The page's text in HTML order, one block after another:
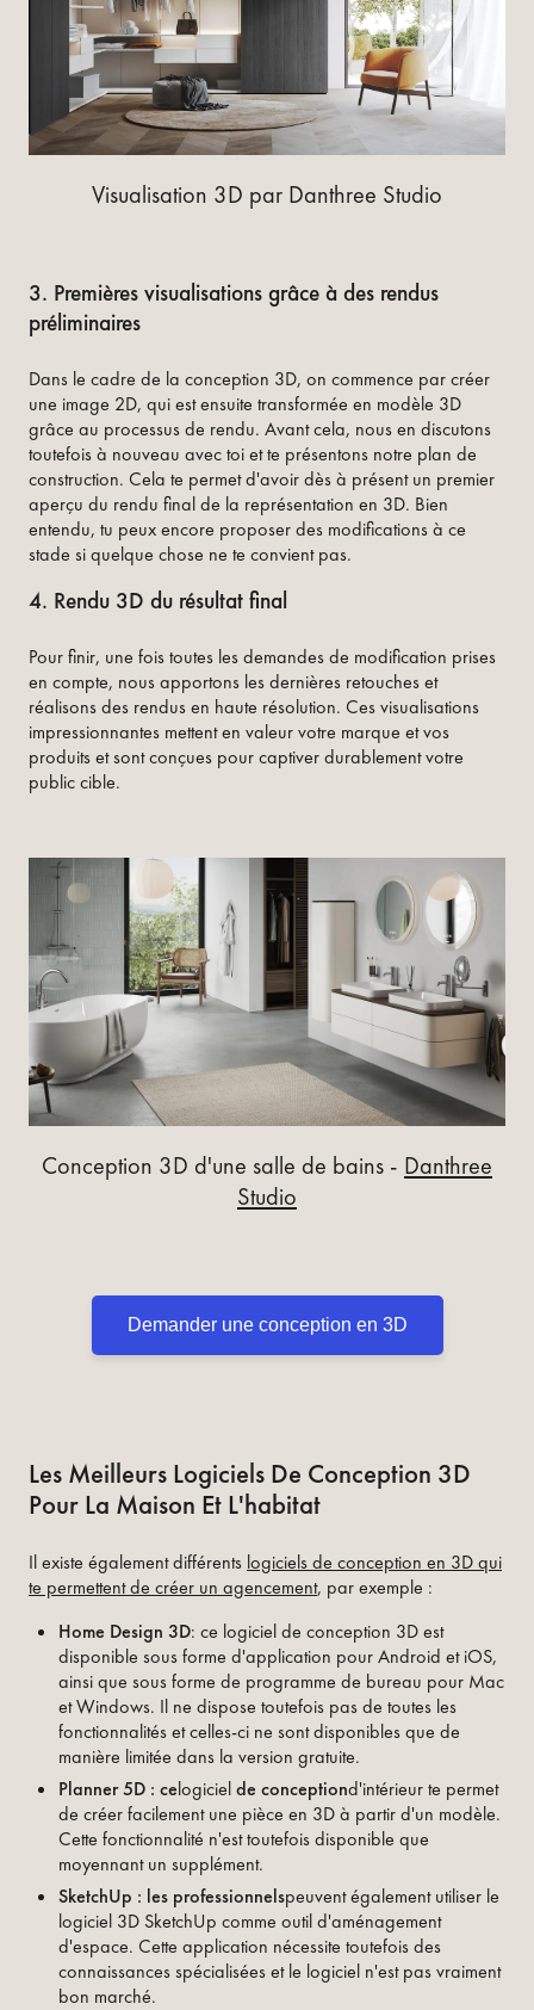
Visualisation 3D par Danthree Studio
3. Premières visualisations grâce à des rendus
préliminaires
Dans le cadre de la conception 3D, on commence par créer
une image 2D, qui est ensuite transformée en modèle 3D
grâce au processus de rendu. Avant cela, nous en discutons
toutefois à nouveau avec toi et te présentons notre plan de
construction. Cela te permet d'avoir dès à présent un premier
aperçu du rendu final de la représentation en 3D. Bien
entendu, tu peux encore proposer des modifications à ce
stade si quelque chose ne te convient pas.
4. Rendu 3D du résultat final
Pour finir, une fois toutes les demandes de modification prises
en compte, nous apportons les dernières retouches et
réalisons des rendus en haute résolution. Ces visualisations
impressionnantes mettent en valeur votre marque et vos
produits et sont conçues pour captiver durablement votre
public cible.
Conception 3D d'une salle de bains - Danthree
Studio
Demander une conception en 3D
Les Meilleurs Logiciels De Conception 3D
Pour La Maison Et L'habitat
Il existe également différents logiciels de conception en 3D qui
te permettent de créer un agencement, par exemple :
Home Design 3D: ce logiciel de conception 3D est
disponible sous forme d'application pour Android et iOS,
ainsi que sous forme de programme de bureau pour Mac
et Windows. Il ne dispose toutefois pas de toutes les
fonctionnalités et celles-ci ne sont disponibles que de
manière limitée dans la version gratuite.
Planner 5D : celogicielde conceptiond'intérieur te permet
de créer facilement une pièce en 3D à partir d'un modèle.
Cette fonctionnalité n'est toutefois disponible que
moyennant un supplément.
SketchUp : les professionnelspeuvent également utiliser le
logiciel 3D SketchUp comme outil d'aménagement
d'espace. Cette application nécessite toutefois des
connaissances spécialisées et le logiciel n'est pas vraiment
bon marché.